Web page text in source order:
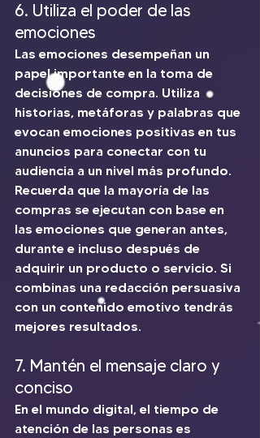
6. Utiliza el poder de las
emociones
Las emociones desempeñan un
papel importante en la toma de
decisiones de compra. Utiliza
historias, metáforas y palabras que
evocan emociones positivas en tus
anuncios para conectar con tu
audiencia a un nivel más profundo.
Recuerda que la mayoría de las
compras se ejecutan con base en
las emociones que generan antes,
durante e incluso después de
adquirir un producto o servicio. Si
combinas una redacción persuasiva
con un contenido emotivo tendrás
mejores resultados.
7. Mantén el mensaje claro y
conciso
En el mundo digital, el tiempo de
atención de las personas es